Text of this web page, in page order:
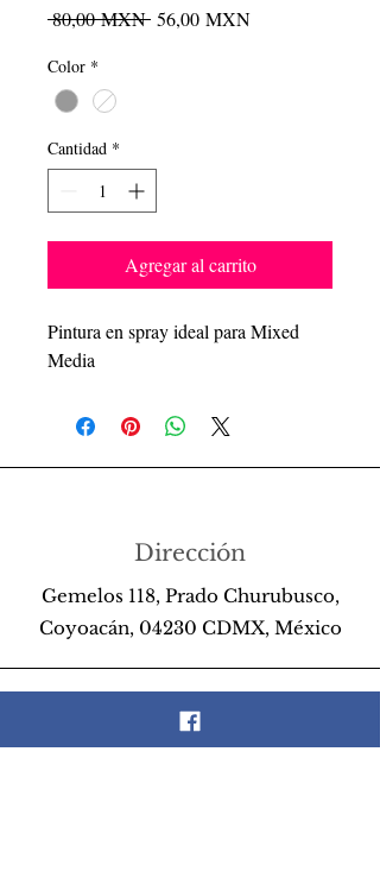
80,00 MXN Precio
56,00 MXNPrecio
Color *
Cantidad *
Agregar al carrito
Pintura en spray ideal para Mixed
Media
Dirección
Gemelos 118, Prado Churubusco,
Coyoacán, 04230 CDMX, México
Teléfono